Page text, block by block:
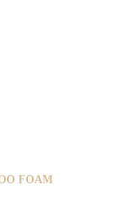
FOAM